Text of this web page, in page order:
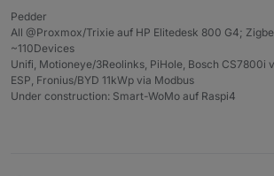
Pedder
All @Proxmox/Trixie auf HP Elitedesk 800 G4;
~110Devices
Unifi, Motioneye/3Reolinks, PiHole, Bosch CS7800i
ESP, Fronius/BYD 11kWp via Modbus
Under construction: Smart-WoMo auf Raspi4